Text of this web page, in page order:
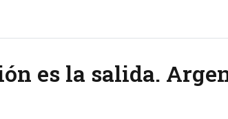
es la salida.